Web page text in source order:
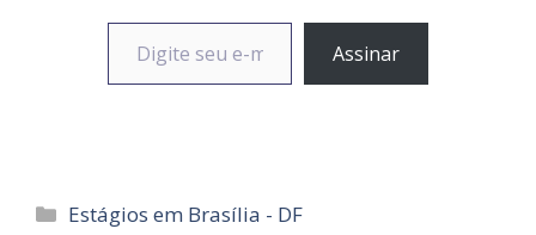
Digite seu e-mail…
Assinar
Categorias
Estágios em Brasília - DF